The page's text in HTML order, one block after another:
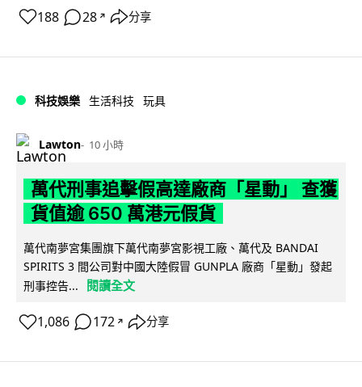
188 28 ↗ 分享
科技娛樂 生活科技 玩具
Lawton 10 小時
萬代刑事追擊假高達廠商「星動」 查獲
貨值逾 650 萬港元假貨
萬代南夢宮集團旗下萬代南夢宮影視工廠、萬代及 BANDAI
SPIRITS 3 間公司對中國大陸假冒 GUNPLA 廠商「星動」發起
刑事控告...
閱讀全文
1,086 172 ↗ 分享